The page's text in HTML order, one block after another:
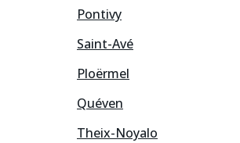
Pontivy
Saint-Avé
Ploërmel
Quéven
Theix-Noyalo